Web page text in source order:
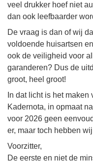
veel drukker hoef niet
dan ook leefbaarder
De vraag is dan of wij
voldoende huisartsen
ook de veiligheid voor
garanderen? Dus de
groot, heel groot!
In dat licht is het
Kadernota, in opmaat
voor 2026 geen
er, maar toch hebben
Voorzitter,
De eerste en niet de